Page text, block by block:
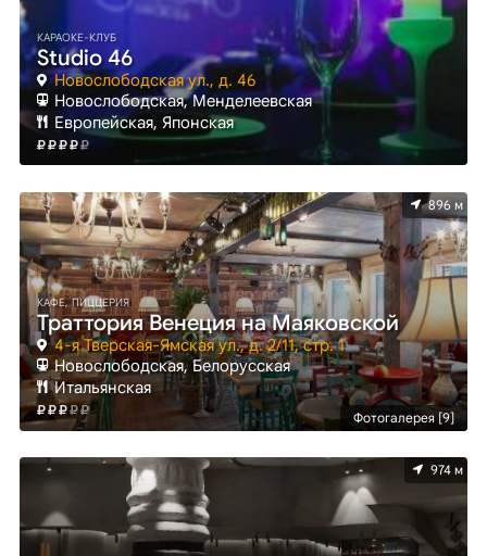
КАРАОКЕ-КЛУБ
Studio 46
Новослободская ул., д. 46
Новослободская, Менделеевская
Европейская, Японская
Фотогалерея [9]
896 м
КАФЕ, ПИЦЦЕРИЯ
Траттория Венеция на Маяковской
4-я Тверская-Ямская ул., д. 2/11, стр. 1
Новослободская, Белорусская
Итальянская
974 м